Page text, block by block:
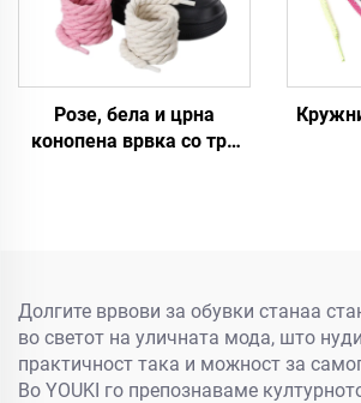
Розе, бела и црна
конопена врвка со три
Долгите врвови за обувки станаа
во светот на уличната мода, што
практичност така и можност за
Во YOUKI го препознаваме